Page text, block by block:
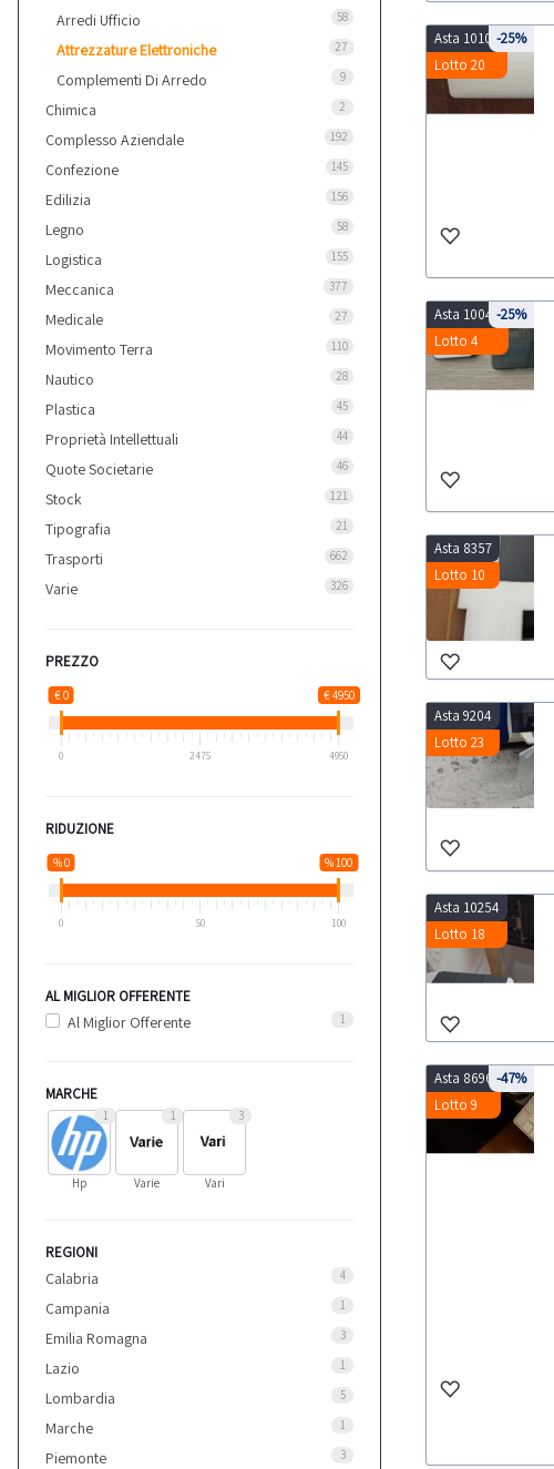
Arredi Ufficio 58
Attrezzature Elettroniche 27
Complementi Di Arredo 9
Chimica 2
Complesso Aziendale 192
Confezione 145
Edilizia 156
Legno 58
Logistica 155
Meccanica 377
Medicale 27
Movimento Terra 110
Nautico 28
Plastica 45
Proprietà Intellettuali 44
Quote Societarie 46
Stock 121
Tipografia 21
Trasporti 662
Varie 326
PREZZO
€ 0 € 4950
0 2475 4950
RIDUZIONE
% 0 % 100
0 50 100
AL MIGLIOR OFFERENTE
Al Miglior Offerente 1
MARCHE
1
Hp
1
Varie
3
Vari
REGIONI
Calabria 4
Campania 1
Emilia Romagna 3
Lazio 1
Lombardia 5
Marche 1
Piemonte 3
Asta 10108
Lotto 20
-25%
Asta 10044
Lotto 4
-25%
Asta 8357
Lotto 10
Asta 9204
Lotto 23
Asta 10254
Lotto 18
Asta 8696
Lotto 9
-47%